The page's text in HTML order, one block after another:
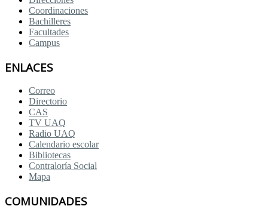
Coordinaciones
Bachilleres
Facultades
Campus
ENLACES
Correo
Directorio
CAS
TV UAQ
Radio UAQ
Calendario escolar
Bibliotecas
Contraloría Social
Mapa
COMUNIDADES